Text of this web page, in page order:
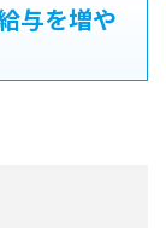
与を増や